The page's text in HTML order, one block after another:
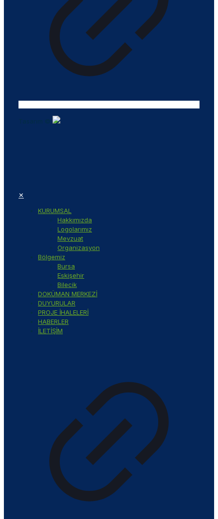
✕
KURUMSAL
Hakkımızda
Logolarımız
Mevzuat
Organizasyon
Bölgemiz
Bursa
Eskişehir
Bilecik
DOKÜMAN MERKEZİ
DUYURULAR
PROJE İHALELERİ
HABERLER
İLETİŞİM